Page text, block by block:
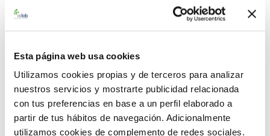
Esta página web usa cookies
Utilizamos cookies propias y de terceros para analizar
nuestros servicios y mostrarte publicidad relacionada
con tus preferencias en base a un perfil elaborado a
partir de tus hábitos de navegación. Adicionalmente
utilizamos cookies de complemento de redes sociales.
Nota: Introduzca el número de NIF/CIF con el código de
Su dirección
País: